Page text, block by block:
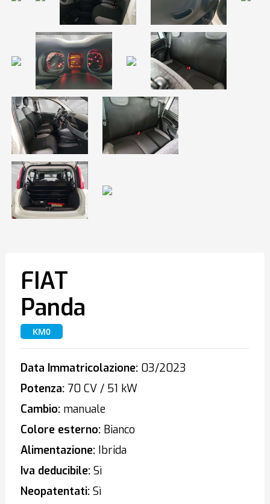
FIAT
Panda
KM0
Data Immatricolazione:03/2023
Potenza:70 CV / 51 kW
Cambio:manuale
Colore esterno:Bianco
Alimentazione:Ibrida
Iva deducibile:Sì
Neopatentati:Sì